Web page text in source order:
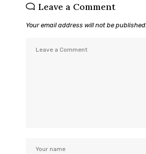
Leave a Comment
Your email address will not be published.